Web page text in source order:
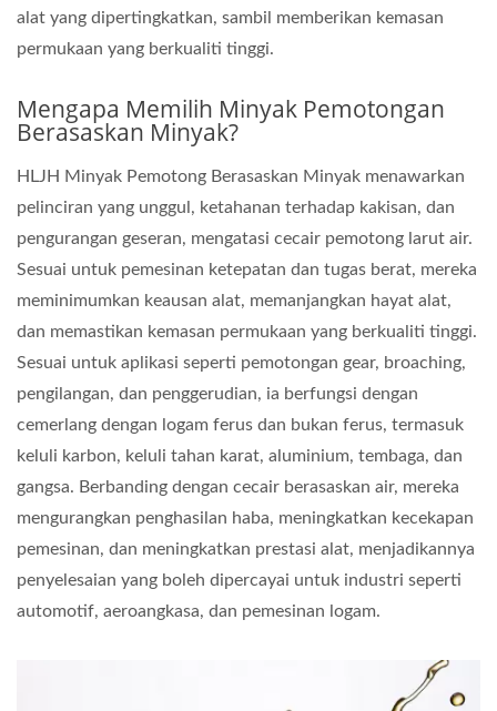
alat yang dipertingkatkan, sambil memberikan kemasan
permukaan yang berkualiti tinggi.
Mengapa Memilih Minyak Pemotongan
Berasaskan Minyak?
HLJH Minyak Pemotong Berasaskan Minyak menawarkan
pelinciran yang unggul, ketahanan terhadap kakisan, dan
pengurangan geseran, mengatasi cecair pemotong larut air.
Sesuai untuk pemesinan ketepatan dan tugas berat, mereka
meminimumkan keausan alat, memanjangkan hayat alat,
dan memastikan kemasan permukaan yang berkualiti tinggi.
Sesuai untuk aplikasi seperti pemotongan gear, broaching,
pengilangan, dan penggerudian, ia berfungsi dengan
cemerlang dengan logam ferus dan bukan ferus, termasuk
keluli karbon, keluli tahan karat, aluminium, tembaga, dan
gangsa. Berbanding dengan cecair berasaskan air, mereka
mengurangkan penghasilan haba, meningkatkan kecekapan
pemesinan, dan meningkatkan prestasi alat, menjadikannya
penyelesaian yang boleh dipercayai untuk industri seperti
automotif, aeroangkasa, dan pemesinan logam.